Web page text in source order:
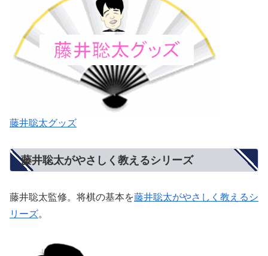
藤井聡太グッズ
藤井聡太がやさしく教えるシリーズ
藤井聡太監修。将棋の基本を藤井聡太がやさしく教えるシ
リーズ。